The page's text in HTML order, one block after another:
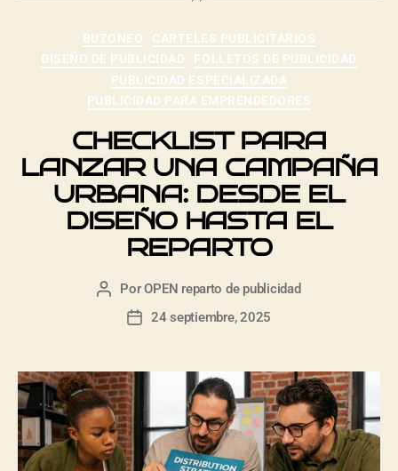
BUZONEO
CARTELES PUBLICITARIOS
DISEÑO DE PUBLICIDAD
FOLLETOS DE PUBLICIDAD
PUBLICIDAD ESPECIALIZADA
PUBLICIDAD PARA EMPRENDEDORES
CHECKLIST PARA
LANZAR UNA CAMPAÑA
URBANA: DESDE EL
DISEÑO HASTA EL
REPARTO
PorOPEN reparto de publicidad
24 septiembre, 2025